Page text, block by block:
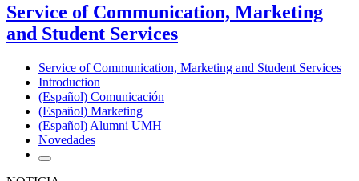
Service of Communication, Marketing
and Student Services
Service of Communication, Marketing and Student Services
Introduction
(Español) Comunicación
(Español) Marketing
(Español) Alumni UMH
Novedades